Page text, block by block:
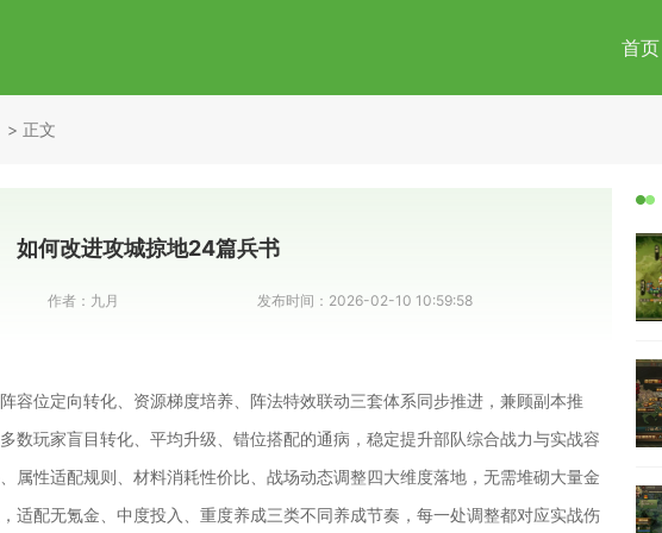
首页
正文
如何改进攻城掠地24篇兵书
作者： 九月 发布时间： 2026-02-10 10:59:58
容位定向转化、资源梯度培养、阵法特效联动三套体系同步推进，兼顾副本推
数玩家盲目转化、平均升级、错位搭配的通病，稳定提升部队综合战力与实战容
属性适配规则、材料消耗性价比、战场动态调整四大维度落地，无需堆砌大量金
适配无氪金、中度投入、重度养成三类不同养成节奏，每一处调整都对应实战伤